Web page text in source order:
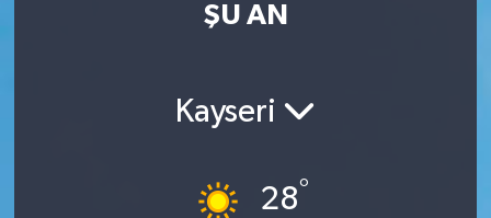
ŞU AN
Kayseri
28°